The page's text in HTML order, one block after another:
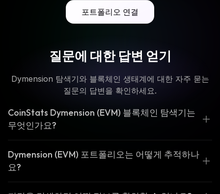
포트폴리오 연결
질문에 대한 답변 얻기
Dymension 탐색기와 블록체인 생태계에 대한 자주 묻는
질문의 답변을 확인하세요.
CoinStats Dymension (EVM) 블록체인 탐색기는
무엇인가요?
Dymension (EVM) 포트폴리오는 어떻게 추적하나
요?